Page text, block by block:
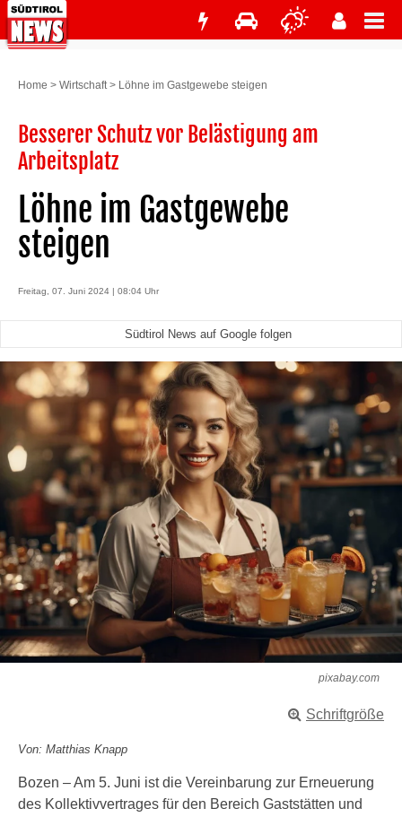
Home > Wirtschaft> Löhne im Gastgewebe steigen
Besserer Schutz vor Belästigung am
Arbeitsplatz
Löhne im Gastgewebe
steigen
Freitag, 07. Juni 2024 | 08:04 Uhr
Südtirol News auf Google folgen
pixabay.com
Schriftgröße
Von: Matthias Knapp
Bozen – Am 5. Juni ist die Vereinbarung zur Erneuerung
des Kollektivvertrages für den Bereich Gaststätten und